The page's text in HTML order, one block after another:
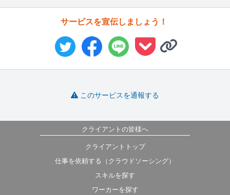
サービスを宣伝しましょう！
このサービスを通報する
クライアントの皆様へ
クライアントトップ
仕事を依頼する（クラウドソーシング）
スキルを探す
ワーカーを探す